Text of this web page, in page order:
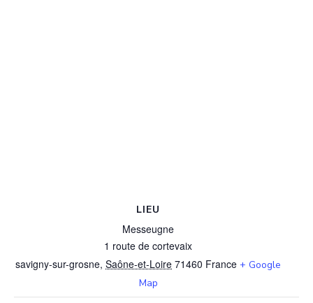
LIEU
Messeugne
1 route de cortevaix
savigny-sur-grosne, Saône-et-Loire 71460 France + Google
Map